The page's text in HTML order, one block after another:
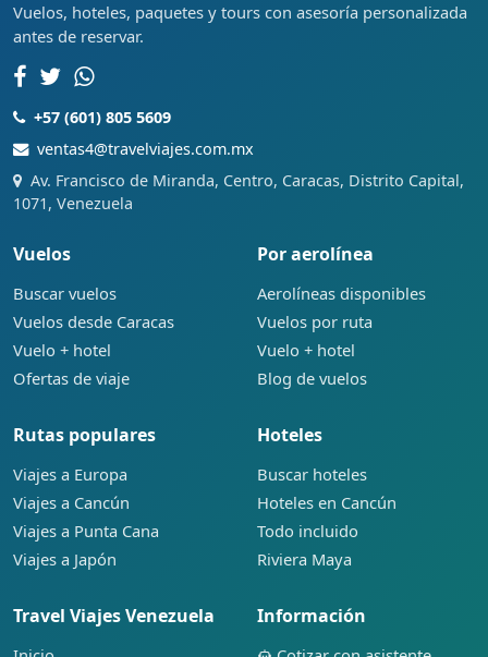
Vuelos, hoteles, paquetes y tours con asesoría personalizada
antes de reservar.
+57 (601) 805 5609
ventas4@travelviajes.com.mx
Av. Francisco de Miranda, Centro, Caracas, Distrito Capital,
1071, Venezuela
Vuelos
Buscar vuelos
Vuelos desde Caracas
Vuelo + hotel
Ofertas de viaje
Por aerolínea
Aerolíneas disponibles
Vuelos por ruta
Vuelo + hotel
Blog de vuelos
Rutas populares
Viajes a Europa
Viajes a Cancún
Viajes a Punta Cana
Viajes a Japón
Hoteles
Buscar hoteles
Hoteles en Cancún
Todo incluido
Riviera Maya
Travel Viajes Venezuela Información